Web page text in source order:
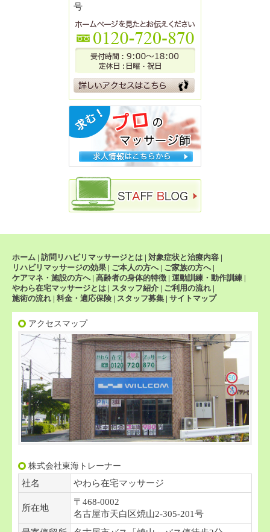
号
ホーム | 訪問リハビリマッサージとは | 対象症状と治療内容 |
リハビリマッサージの効果 | ご本人の方へ| ご家族の方へ|
ケアマネ・施設の方へ| 高齢者の身体的特徴 | 運動訓練・動作訓練 |
やわら在宅マッサージとは | スタッフ紹介 | ご利用の流れ |
施術の流れ | 料金・適応保険 | スタッフ募集 | サイトマップ
アクセスマップ
株式会社東海トレーナー
社名
やわら在宅マッサージ
所在地
〒468-0002
名古屋市天白区焼山2-305-201号